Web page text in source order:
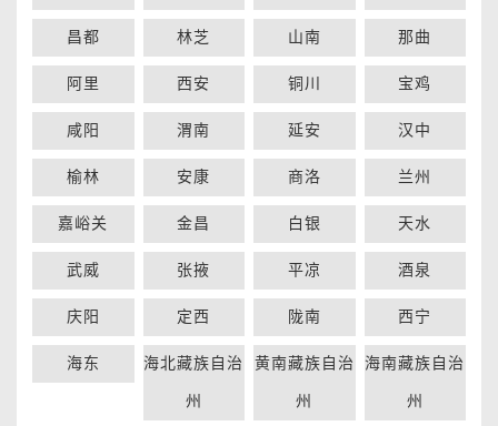
昌都 林芝 山南 那曲
阿里 西安 铜川 宝鸡
咸阳 渭南 延安 汉中
榆林 安康 商洛 兰州
嘉峪关 金昌 白银 天水
武威 张掖 平凉 酒泉
庆阳 定西 陇南 西宁
海东 海北藏族自治
州
黄南藏族自治
州
海南藏族自治
州